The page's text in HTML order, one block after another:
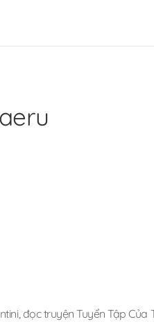
,đọc truyện Tuyển Tập Của